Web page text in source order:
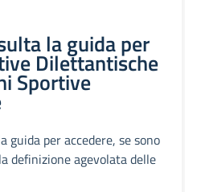
la guida per
Dilettantische
Sportive
guida per accedere, se sono
definizione agevolata delle